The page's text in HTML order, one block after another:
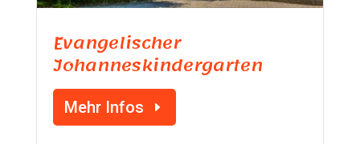
Evangelischer
Johanneskindergarten
Mehr Infos